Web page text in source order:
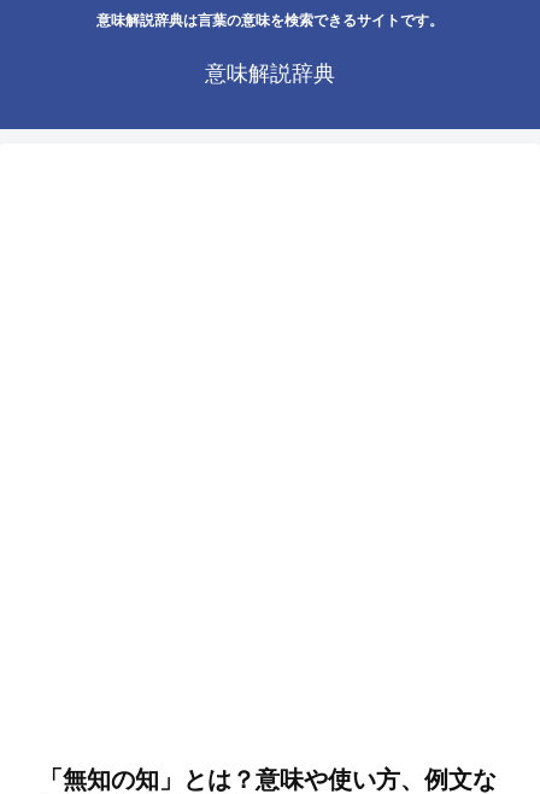
意味解説辞典は言葉の意味を検索できるサイトです。
意味解説辞典
「無知の知」とは？意味や使い方、例文な